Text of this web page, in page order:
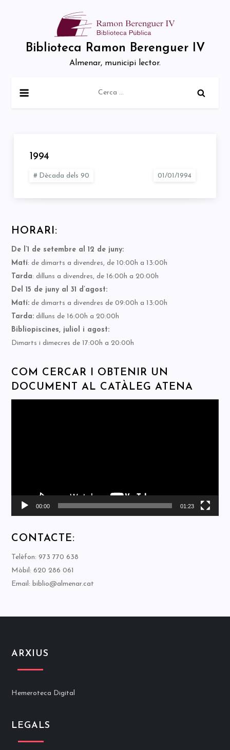
Biblioteca Ramon Berenguer IV
Almenar, municipi lector.
1994
Dècada dels 90
HORARI:
De l’1 de setembre al 12 de juny:
Matí: de dimarts a divendres, de 10:00h a 13:00h
Tarda: dilluns a divendres, de 16:00h a 20:00h
Del 15 de juny al 31 d’agost:
Matí: de dimarts a divendres de 09:00h a 13:00h
Tarda: dilluns de 16:00h a 20:00h
Bibliopiscines, juliol i agost:
Dimarts i dimecres de 17:00h a 20:00h
COM CERCAR I OBTENIR UN
DOCUMENT AL CATÀLEG ATENA
00:00 01:23
CONTACTE:
Telèfon: 973 770 638
Mòbil: 620 286 061
Email: biblio@almenar.cat
ARXIUS
Hemeroteca Digital
LEGALS